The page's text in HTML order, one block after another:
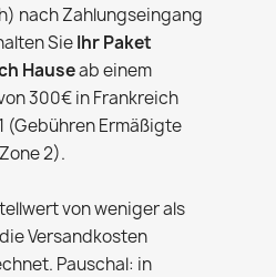
nach Zahlungseingang
SieIhr Paket
Hauseab einem
300€ in Frankreich
(Gebühren Ermäßigte
2).
von weniger als
Versandkosten
Pauschal: in